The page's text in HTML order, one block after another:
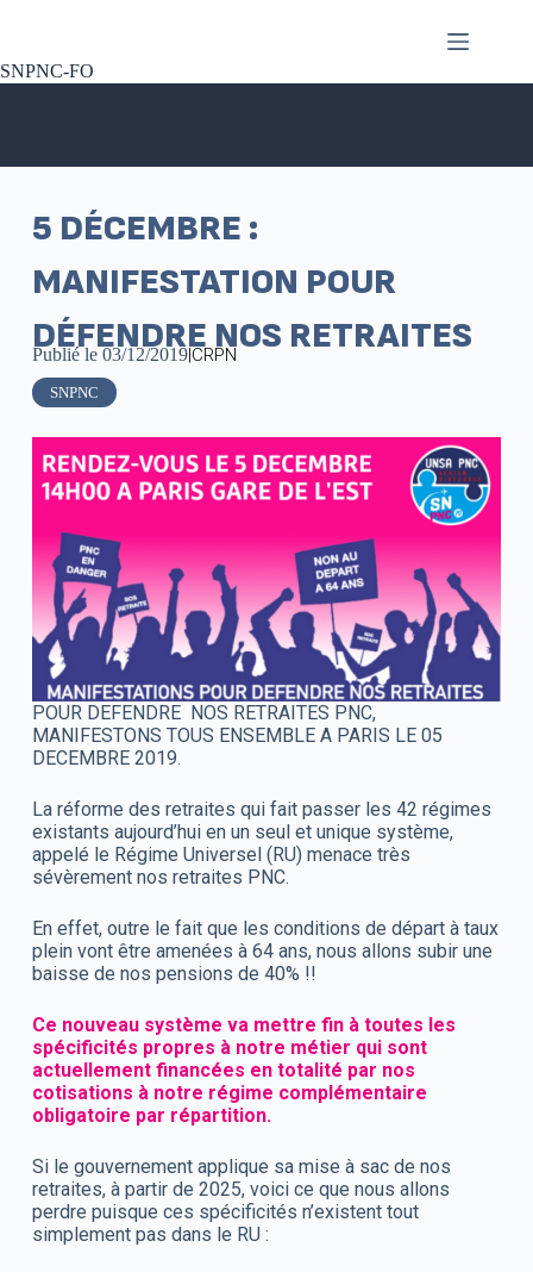
SNPNC-FO
5 DÉCEMBRE :
MANIFESTATION POUR
DÉFENDRE NOS RETRAITES
Publié le 03/12/2019|CRPN
SNPNC
POUR DEFENDRE NOS RETRAITES PNC,
MANIFESTONS TOUS ENSEMBLE A PARIS LE 05
DECEMBRE 2019.
La réforme des retraites qui fait passer les 42 régimes
existants aujourd’hui en un seul et unique système,
appelé le Régime Universel (RU) menace très
sévèrement nos retraites PNC.
En effet, outre le fait que les conditions de départ à taux
plein vont être amenées à 64 ans, nous allons subir une
baisse de nos pensions de 40% !!
Ce nouveau système va mettre fin à toutes les
spécificités propres à notre métier qui sont
actuellement financées en totalité par nos
cotisations à notre régime complémentaire
obligatoire par répartition.
Si le gouvernement applique sa mise à sac de nos
retraites, à partir de 2025, voici ce que nous allons
perdre puisque ces spécificités n’existent tout
simplement pas dans le RU :